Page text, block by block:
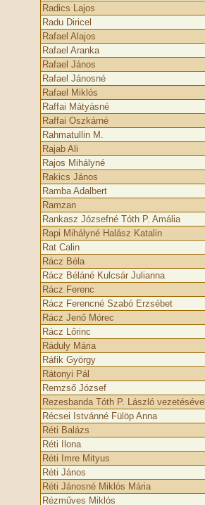
Radics Lajos
Radu Diricel
Rafael Alajos
Rafael Aranka
Rafael János
Rafael Jánosné
Rafael Miklós
Raffai Mátyásné
Raffai Oszkárné
Rahmatullin M.
Rajab Ali
Rajos Mihályné
Rakics János
Ramba Adalbert
Ramzan
Rankasz Józsefné Tóth P. Amália
Rapi Mihályné Halász Katalin
Rat Calin
Rácz Béla
Rácz Béláné Kulcsár Julianna
Rácz Ferenc
Rácz Ferencné Szabó Erzsébet
Rácz Jenő Mórec
Rácz Lőrinc
Ráduly Mária
Ráfik György
Rátonyi Pál
Remzső József
Rezesbanda Tóth P. László vezetésével
Récsei Istvánné Fülöp Anna
Réti Balázs
Réti Ilona
Réti Imre Mityus
Réti János
Réti Jánosné Miklós Mária
Rézműves Miklós